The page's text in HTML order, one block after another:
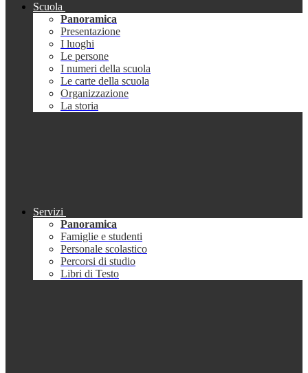
Scuola
Panoramica
Presentazione
I luoghi
Le persone
I numeri della scuola
Le carte della scuola
Organizzazione
La storia
Servizi
Panoramica
Famiglie e studenti
Personale scolastico
Percorsi di studio
Libri di Testo